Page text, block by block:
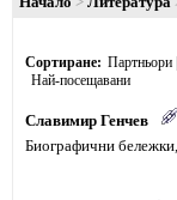
Сортиране Партньори
Най-посещавани
Славимир Генчев
Биографични